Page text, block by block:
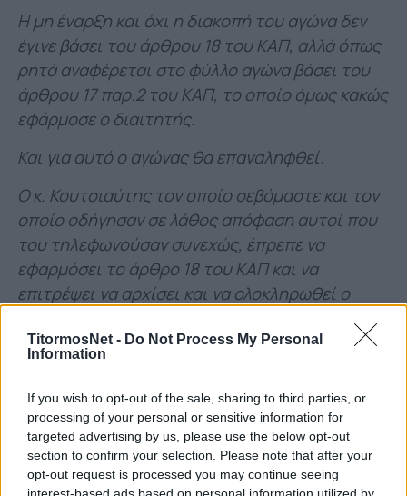
TitormosNet - Do Not Process My Personal
Information
If you wish to opt-out of the sale, sharing to third parties, or
processing of your personal or sensitive information for
targeted advertising by us, please use the below opt-out
section to confirm your selection. Please note that after your
opt-out request is processed you may continue seeing
interest-based ads based on personal information utilized by
Η μη έναρξη και όχι η διακοπή του αγώνα δεν
έγινε βάσει του άρθρου 18 του ΚΑΠ, αλλά όπως
ρητά αναφέρεται στο φύλλο αγώνα βάσει του
άρθρου 17 παρ.2 του ΚΑΠ, το οποίο όμως κακώς
εφάρμοσε ο διαιτητής.
Και για αυτό ο αγώνας θα επαναληφθεί.
Ο κ. Κουτσιαύτης τον οποίο σεβόμαστε και τον
οποίο οδήγησαν σε λάθος απόφαση αυτοί που
του τηλεφωνούσαν συνεχώς, έπρεπε να
εφαρμόσει το άρθρο 18 του ΚΑΠ και να
επιτρέψει να αρχίσει και να ολοκληρωθεί ο
ένσταση, τότε μόνο θα κρινόταν από τον
Αθλητικό Δικαστή της Super League 1, εάν είναι
παράνομη η σύννομη η κατάπτυστη απόφαση
της ΕΙΜ και να δικαιώσει την Λαμία
κατακυρώνοντας τον αγώνα με 0-3 εις βάρος
της ΑΕΛ και με αφαίρεση 3 βαθμών.